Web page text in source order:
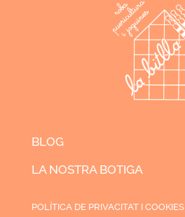
BLOG
LA NOSTRA BOTIGA
POLÍTICA DE PRIVACITAT I COOKIES